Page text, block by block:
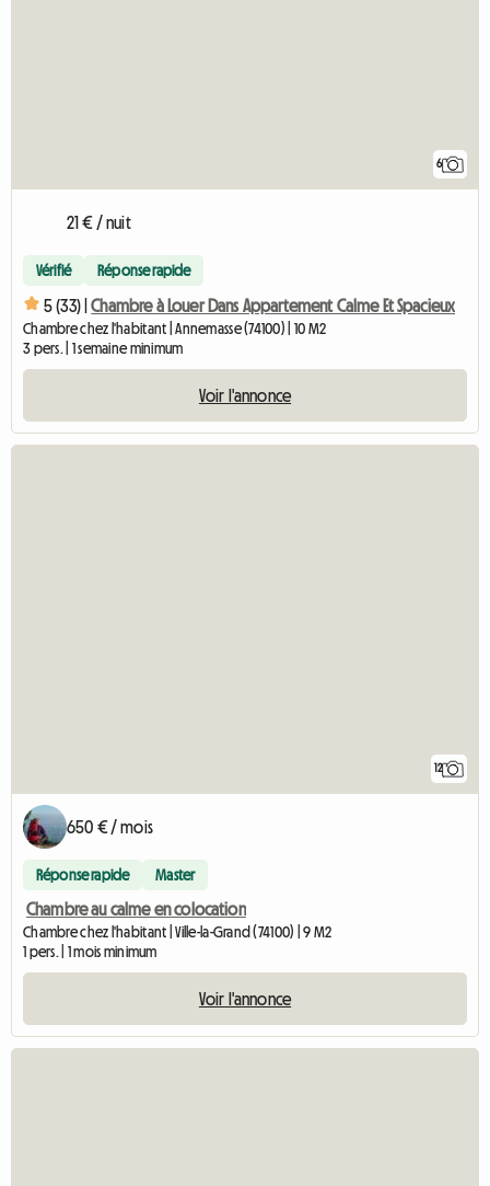
6
21 € / nuit
Vérifié Réponse rapide
5 (33) | Chambre à Louer Dans Appartement Calme Et Spacieux
Chambre chez l'habitant | Annemasse (74100) | 10 M2
3 pers. | 1 semaine minimum
Voir l'annonce
12
650 € / mois
Réponse rapide Master
Chambre au calme en colocation
Chambre chez l'habitant | Ville-la-Grand (74100) | 9 M2
1 pers. | 1 mois minimum
Voir l'annonce